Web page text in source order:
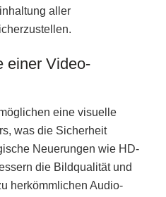
aller
einer Video-
eine visuelle
was die Sicherheit
Neuerungen wie HD-
die Bildqualität und
herkömmlichen Audio-